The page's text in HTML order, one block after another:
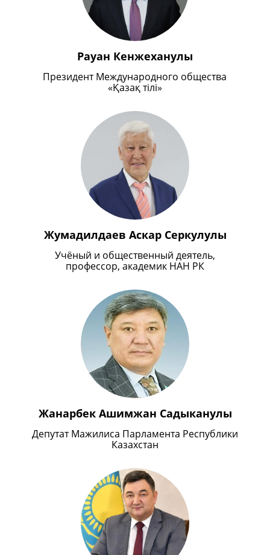
Рауан Кенжеханулы
Президент Международного общества
«Қазақ тілі»
Жумадилдаев Аскар Серкулулы
Учёный и общественный деятель,
профессор, академик НАН РК
Жанарбек Ашимжан Садыканулы
Депутат Мажилиса Парламента Республики
Казахстан